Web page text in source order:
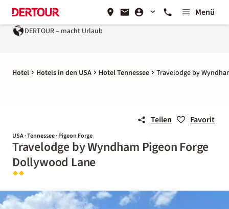
Menü
DERTOUR – macht Urlaub
Hotel Hotels in den USA Hotel Tennessee Travelodge by
Teilen Favorit
USA · Tennessee · Pigeon Forge
Travelodge by Wyndham Pigeon Forge
Dollywood Lane